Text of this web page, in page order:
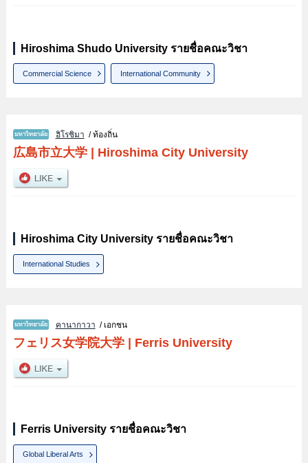
Hiroshima Shudo University รายชื่อคณะวิชา
Commercial Science International Community
ฮิโรชิมา / ท้องถิ่น
広島市立大学| Hiroshima City University
Hiroshima City University รายชื่อคณะวิชา
International Studies
คานากาวา / เอกชน
フェリス女学院大学| Ferris University
Ferris University รายชื่อคณะวิชา
Global Liberal Arts